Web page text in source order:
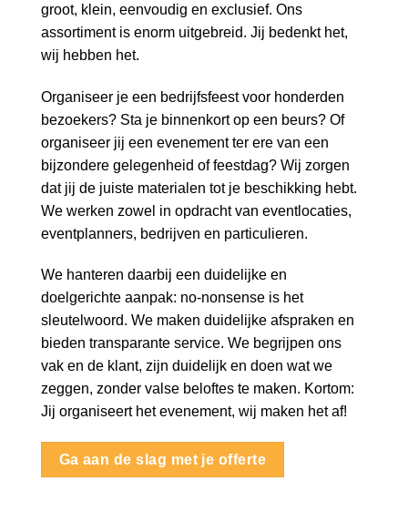
groot, klein, eenvoudig en exclusief. Ons
assortiment is enorm uitgebreid. Jij bedenkt het,
wij hebben het.
Organiseer je een bedrijfsfeest voor honderden
bezoekers? Sta je binnenkort op een beurs? Of
organiseer jij een evenement ter ere van een
bijzondere gelegenheid of feestdag? Wij zorgen
dat jij de juiste materialen tot je beschikking hebt.
We werken zowel in opdracht van eventlocaties,
eventplanners, bedrijven en particulieren.
We hanteren daarbij een duidelijke en
doelgerichte aanpak: no-nonsense is het
sleutelwoord. We maken duidelijke afspraken en
bieden transparante service. We begrijpen ons
vak en de klant, zijn duidelijk en doen wat we
zeggen, zonder valse beloftes te maken. Kortom:
Jij organiseert het evenement, wij maken het af!
Ga aan de slag met je offerte